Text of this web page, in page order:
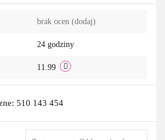
brak ocen (dodaj)
24 godziny
11.99
510 143 454